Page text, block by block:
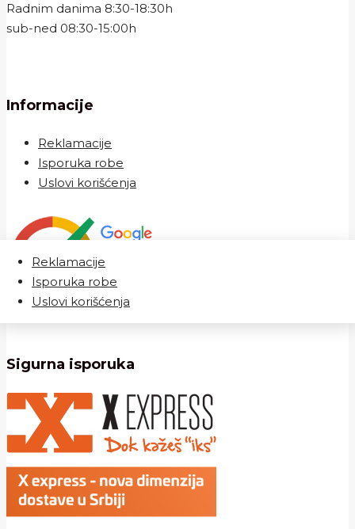
Radnim danima 8:30-18:30h
sub-ned 08:30-15:00h
Informacije
Reklamacije
Isporuka robe
Uslovi korišćenja
Reklamacije
Isporuka robe
Uslovi korišćenja
Sigurna isporuka